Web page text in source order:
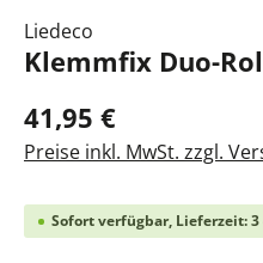
Liedeco
Klemmfix Duo-
41,95 €
Preise inkl. MwSt. zzgl.
Sofort verfügbar, Lieferzeit: 3